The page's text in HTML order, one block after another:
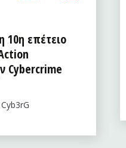
10η επέτειο
Cybercrime
Cyb3rG